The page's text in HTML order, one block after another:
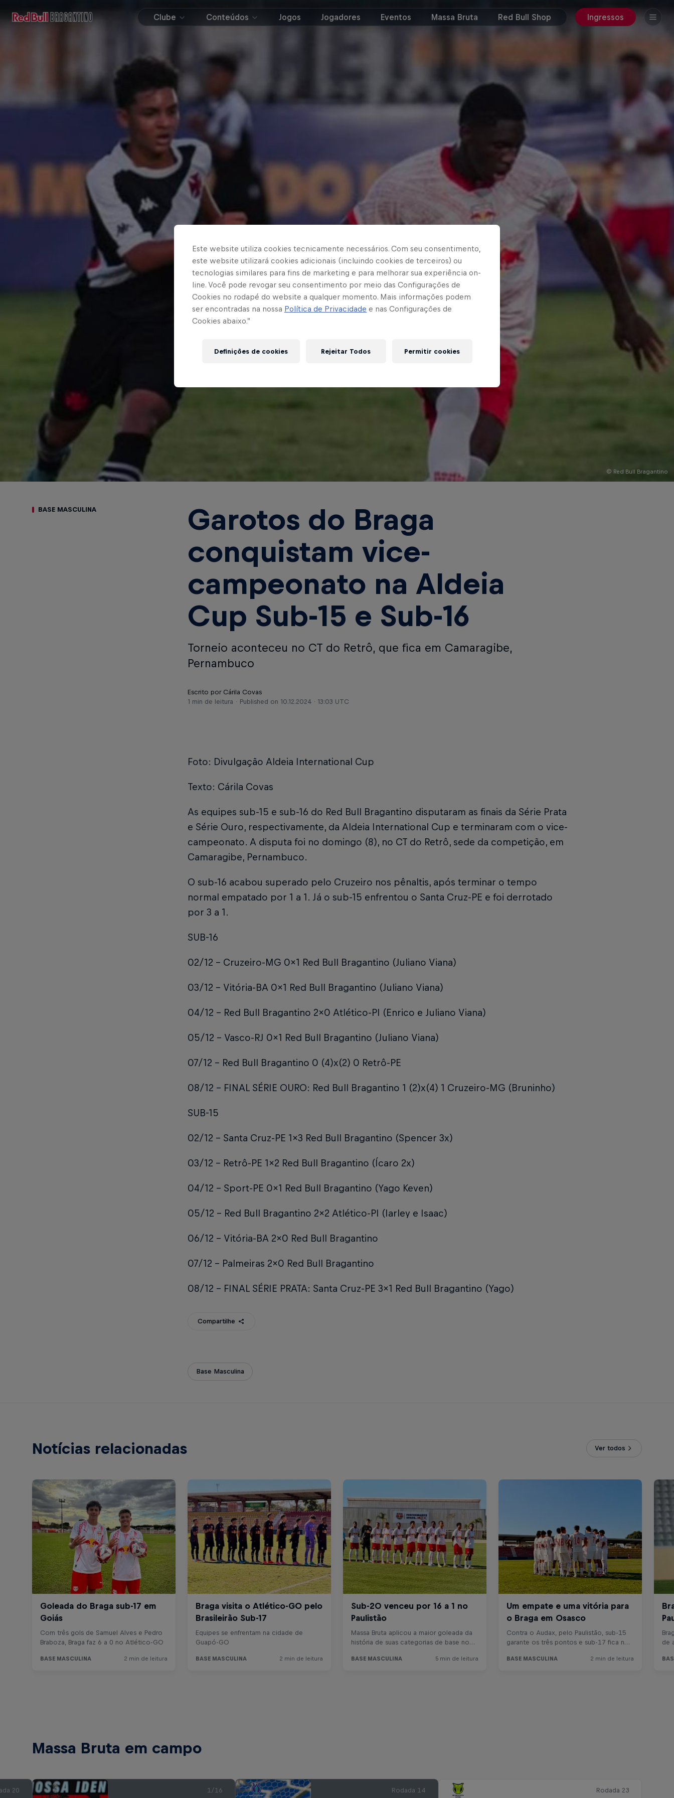
Clube Conteúdos Jogos Jogadores Eventos Massa Bruta Red Bull Shop Ingressos
© Red Bull Bragantino
BASE MASCULINA
Garotos do Braga
conquistam vice-
campeonato na Aldeia
Cup Sub-15 e Sub-16
Torneio aconteceu no CT do Retrô, que fica em Camaragibe,
Pernambuco
Escrito por Cárila Covas
1 min de leitura
Published on 10.12.2024 · 13:03 UTC
Foto: Divulgação Aldeia International Cup
Texto: Cárila Covas
As equipes sub-15 e sub-16 do Red Bull Bragantino disputaram as finais da Série Prata
e Série Ouro, respectivamente, da Aldeia International Cup e terminaram com o vice-
campeonato. A disputa foi no domingo (8), no CT do Retrô, sede da competição, em
Camaragibe, Pernambuco.
O sub-16 acabou superado pelo Cruzeiro nos pênaltis, após terminar o tempo
normal empatado por 1 a 1. Já o sub-15 enfrentou o Santa Cruz-PE e foi derrotado
por 3 a 1.
SUB-16
02/12 – Cruzeiro-MG 0x1 Red Bull Bragantino (Juliano Viana)
03/12 – Vitória-BA 0x1 Red Bull Bragantino (Juliano Viana)
04/12 – Red Bull Bragantino 2x0 Atlético-PI (Enrico e Juliano Viana)
05/12 – Vasco-RJ 0x1 Red Bull Bragantino (Juliano Viana)
07/12 – Red Bull Bragantino 0 (4)x(2) 0 Retrô-PE
08/12 – FINAL SÉRIE OURO: Red Bull Bragantino 1 (2)x(4) 1 Cruzeiro-MG (Bruninho)
SUB-15
02/12 – Santa Cruz-PE 1x3 Red Bull Bragantino (Spencer 3x)
03/12 – Retrô-PE 1x2 Red Bull Bragantino (Ícaro 2x)
04/12 – Sport-PE 0x1 Red Bull Bragantino (Yago Keven)
05/12 – Red Bull Bragantino 2x2 Atlético-PI (Iarley e Isaac)
06/12 – Vitória-BA 2x0 Red Bull Bragantino
07/12 – Palmeiras 2x0 Red Bull Bragantino
08/12 – FINAL SÉRIE PRATA: Santa Cruz-PE 3x1 Red Bull Bragantino (Yago)
Compartilhe
Base Masculina
Notícias relacionadas Ver todos
Massa Bruta em campo
20 1/16 Rodada 14 Rodada 23
Este website utiliza cookies tecnicamente necessários. Com seu consentimento,
este website utilizará cookies adicionais (incluindo cookies de terceiros) ou
tecnologias similares para fins de marketing e para melhorar sua experiência on-
line. Você pode revogar seu consentimento por meio das Configurações de
Cookies no rodapé do website a qualquer momento. Mais informações podem
ser encontradas na nossa Política de Privacidade e nas Configurações de
Cookies abaixo.”
Definições de cookies Rejeitar Todos Permitir cookies